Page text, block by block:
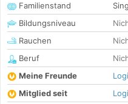
Familienstand
Bildungsniveau
Rauchen
Beruf
Meine Freunde
Mitglied seit